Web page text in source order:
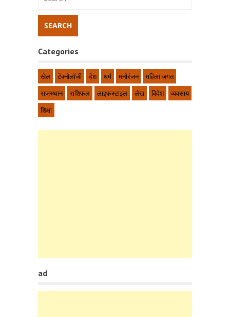
Categories
खेल टेक्नोलॉजी देश धर्म मनोरंजन
महिला जगत
राजस्थान
राशिफल लाइफस्टाइल लेख विदेश
व्यवसाय
शिक्षा
ad